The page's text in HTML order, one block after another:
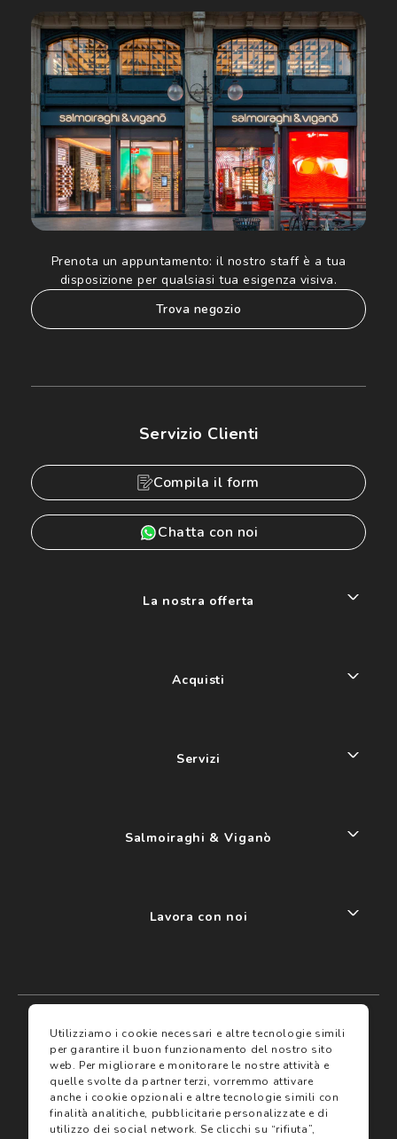
I miei preferiti
Assicurazioni
Servizi
Cliccando su "Iscriviti", confermo di avere più di 16 anni e
acconsento all'utilizzo dei miei Dati Personali da parte di
Luxottica Group S.p.A. per l'invio di offerte speciali, novità
ed altre comunicazioni di carattere pubblicitario (consultare
Informativa sulla privacyper ulteriori informazioni).
Prenota un appuntamento: il nostro staff è a tua
disposizione per qualsiasi tua esigenza visiva.
trova negozio
Servizio Clienti
Compila il form
Chatta con noi
La nostra offerta
Acquisti
Servizi
Salmoiraghi & Viganò
Lavora con noi
Termini e condizioni
Termini di vendita
Utilizziamo i cookie necessari e altre tecnologie simili
per garantire il buon funzionamento del nostro sito
web. Per migliorare e monitorare le nostre attività e
quelle svolte da partner terzi, vorremmo attivare
anche i cookie opzionali e altre tecnologie simili con
finalità analitiche, pubblicitarie personalizzate e di
utilizzo dei social network. Se clicchi su “rifiuta”,